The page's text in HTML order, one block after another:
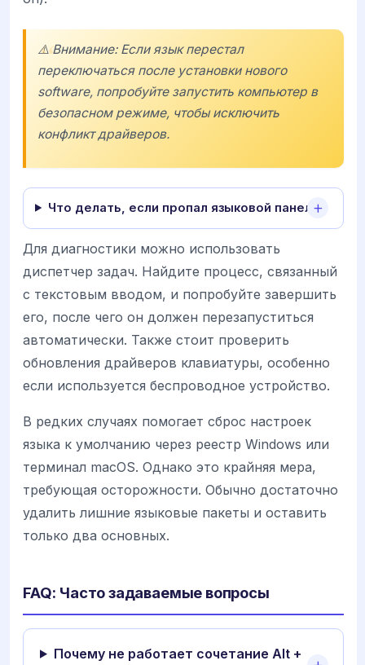
⚠️ Внимание: Если язык перестал
переключаться после установки нового
software, попробуйте запустить компьютер в
безопасном режиме, чтобы исключить
конфликт драйверов.
Что делать, если пропал языковой панель?
Для диагностики можно использовать
диспетчер задач. Найдите процесс, связанный
с текстовым вводом, и попробуйте завершить
его, после чего он должен перезапуститься
автоматически. Также стоит проверить
обновления драйверов клавиатуры, особенно
если используется беспроводное устройство.
В редких случаях помогает сброс настроек
языка к умолчанию через реестр Windows или
терминал macOS. Однако это крайняя мера,
требующая осторожности. Обычно достаточно
удалить лишние языковые пакеты и оставить
только два основных.
FAQ: Часто задаваемые вопросы
Почему не работает сочетание Alt +